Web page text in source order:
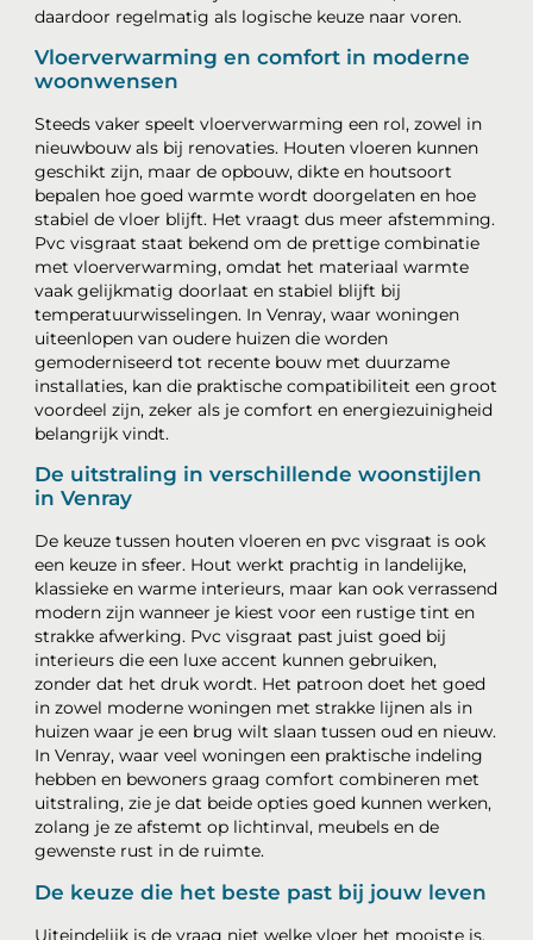
daardoor regelmatig als logische keuze naar voren.
Vloerverwarming en comfort in moderne
woonwensen
Steeds vaker speelt vloerverwarming een rol, zowel in
nieuwbouw als bij renovaties. Houten vloeren kunnen
geschikt zijn, maar de opbouw, dikte en houtsoort
bepalen hoe goed warmte wordt doorgelaten en hoe
stabiel de vloer blijft. Het vraagt dus meer afstemming.
Pvc visgraat staat bekend om de prettige combinatie
met vloerverwarming, omdat het materiaal warmte
vaak gelijkmatig doorlaat en stabiel blijft bij
temperatuurwisselingen. In Venray, waar woningen
uiteenlopen van oudere huizen die worden
gemoderniseerd tot recente bouw met duurzame
installaties, kan die praktische compatibiliteit een groot
voordeel zijn, zeker als je comfort en energiezuinigheid
belangrijk vindt.
De uitstraling in verschillende woonstijlen
in Venray
De keuze tussen houten vloeren en pvc visgraat is ook
een keuze in sfeer. Hout werkt prachtig in landelijke,
klassieke en warme interieurs, maar kan ook verrassend
modern zijn wanneer je kiest voor een rustige tint en
strakke afwerking. Pvc visgraat past juist goed bij
interieurs die een luxe accent kunnen gebruiken,
zonder dat het druk wordt. Het patroon doet het goed
in zowel moderne woningen met strakke lijnen als in
huizen waar je een brug wilt slaan tussen oud en nieuw.
In Venray, waar veel woningen een praktische indeling
hebben en bewoners graag comfort combineren met
uitstraling, zie je dat beide opties goed kunnen werken,
zolang je ze afstemt op lichtinval, meubels en de
gewenste rust in de ruimte.
De keuze die het beste past bij jouw leven
Uiteindelijk is de vraag niet welke vloer het mooiste is,